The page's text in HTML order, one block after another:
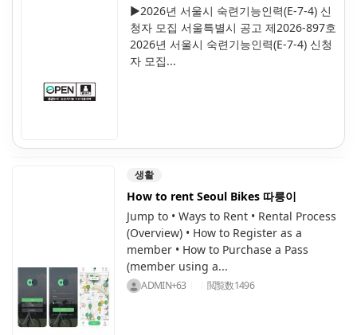
▶2026년 서울시 숙련기능인력(E-7-4) 신
청자 모집 서울특별시 공고 제2026-897호
2026년 서울시 숙련기능인력(E-7-4) 신청
자 모집...
생활
How to rent Seoul Bikes 따릉이
Jump to • Ways to Rent • Rental Process
(Overview) • How to Register as a
member • How to Purchase a Pass
(member using a...
ADMIN+63 閲覧数1496